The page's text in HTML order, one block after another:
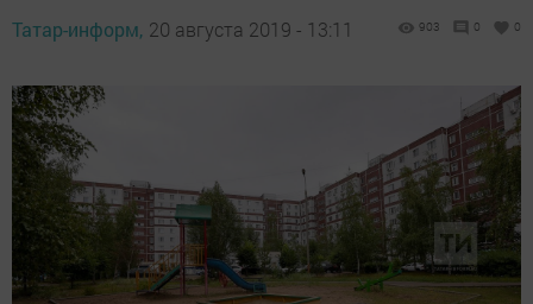
Татар-информ, 20 августа 2019 - 13:11 903 0 0